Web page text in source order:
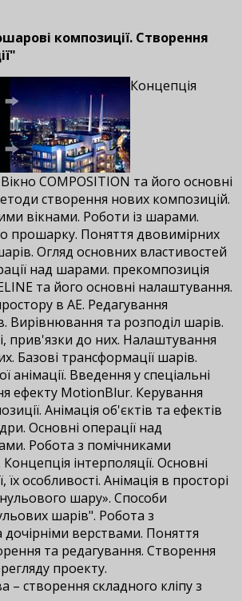
композиції. Створення
Концепція
COMPOSITION та його основні
створення нових композицій.
вікнами. Роботи із шарами.
прошарку. Поняття двовимірних
Огляд основних властивостей
над шарами. прекомпозиція
та його основні налаштування.
в АЕ. Редагування
Вирівнювання та розподіл шарів.
прив'язки до них. Налаштування
Базові трансформації шарів.
анімації. Введення у спеціальні
ефекту MotionBlur. Керування
Анімація об'єктів та ефектів
Основні операції над
Робота з помічниками
інтерполяції. Основні
їх особливості. Анімація в просторі
шару». Способи
шарів". Робота з
дочірніми верствами. Поняття
та редагування. Створення
проекту.
– створення складного кліпу з